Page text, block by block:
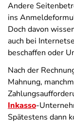
Andere
ins
Doch davon
auch bei
beschaffen oder
Nach der
Mahnung,
Inkasso-
Spätestens dann